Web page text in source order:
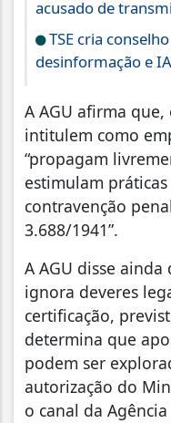
acusado de
TSE cria
desinformação e
A AGU afirma
intitulem como
“propagam
estimulam
contravenção
3.688/1941”.
A AGU disse
ignora deveres
certificação,
determina que
podem ser
autorização do
o canal da